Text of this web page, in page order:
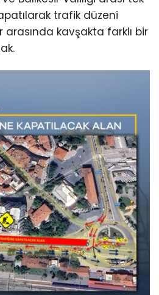
trafik düzeni
arasında kavşakta farklı bir